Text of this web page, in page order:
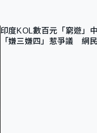
印度KOL數百元「窮遊」
「嫌三嫌四」惹爭議 網